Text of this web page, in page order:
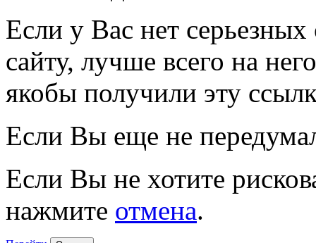
Если у Вас нет
сайту, лучше всего на
якобы получили эту
Если Вы еще не
Если Вы не хотите
нажмите отмена.